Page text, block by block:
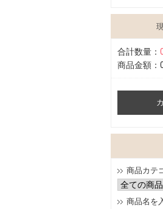
合計数量：
商品金額：
商品カテ
商品名を